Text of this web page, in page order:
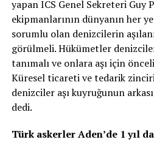
yapan ICS Genel Sekreteri Guy
ekipmanlarının dünyanın her
sorumlu olan denizcilerin
görülmeli. Hükümetler
tanımalı ve onlara aşı için
Küresel ticareti ve tedarik
denizciler aşı kuyruğunun
dedi.
Türk askerler Aden’de 1 yıl